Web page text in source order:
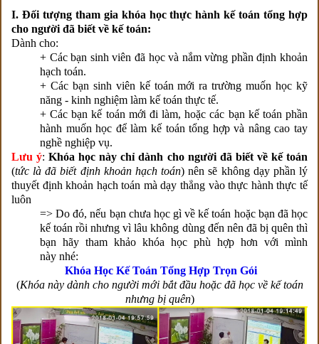
I. Đối tượng tham gia khóa học thực hành kế toán tổng hợp
cho người đã biết về kế toán:
Dành cho:
+ Các bạn sinh viên đã học và nắm vừng phần định khoản
hạch toán.
+ Các bạn sinh viên kế toán mới ra trường muốn học kỹ
năng - kinh nghiệm làm kế toán thực tế.
+ Các bạn kế toán mới đi làm, hoặc các bạn kế toán phần
hành muốn học để làm kế toán tổng hợp và nâng cao tay
nghề nghiệp vụ.
Lưu ý:Khóa học này chỉ dành cho người đã biết về kế toán
(tức là đã biết định khoản hạch toán) nên sẽ không dạy phần lý
thuyết định khoản hạch toán mà dạy thẳng vào thực hành thực tế
luôn
=> Do đó, nếu bạn chưa học gì về kế toán hoặc bạn đã học
kế toán rồi nhưng vì lâu không dùng đến nên đã bị quên thì
bạn hãy tham khảo khóa học phù hợp hơn với mình
này nhé:
Khóa Học Kế Toán Tổng Hợp Trọn Gói
(Khóa này dành cho người mới bắt đầu hoặc đã học về kế toán
nhưng bị quên)